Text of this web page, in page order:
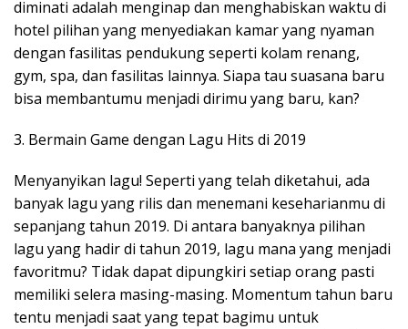
diminati adalah menginap dan menghabiskan waktu di
hotel pilihan yang menyediakan kamar yang nyaman
dengan fasilitas pendukung seperti kolam renang,
gym, spa, dan fasilitas lainnya. Siapa tau suasana baru
bisa membantumu menjadi dirimu yang baru, kan?
3. Bermain Game dengan Lagu Hits di 2019
Menyanyikan lagu! Seperti yang telah diketahui, ada
banyak lagu yang rilis dan menemani keseharianmu di
sepanjang tahun 2019. Di antara banyaknya pilihan
lagu yang hadir di tahun 2019, lagu mana yang menjadi
favoritmu? Tidak dapat dipungkiri setiap orang pasti
memiliki selera masing-masing. Momentum tahun baru
tentu menjadi saat yang tepat bagimu untuk